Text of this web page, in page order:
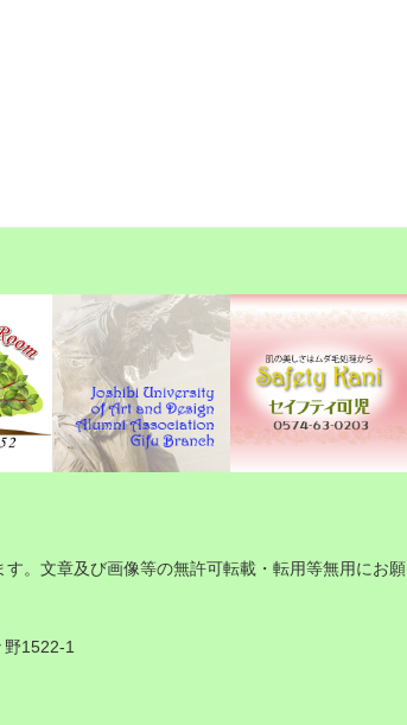
。文章及び画像等の無許可転載・転用等無用にお願
1522-1